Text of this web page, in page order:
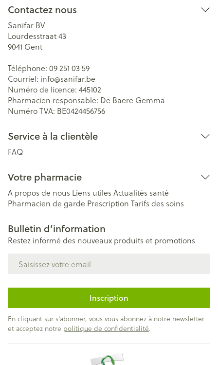
Contactez nous
Sanifar BV
Lourdesstraat 43
9041 Gent
Téléphone: 09 251 03 59
Courriel: info@sanifar.be
Numéro de licence: 445102
Pharmacien responsable: De Baere Gemma
Numéro TVA: BE0424456756
Service à la clientèle
FAQ
Votre pharmacie
A propos de nous Liens utiles Actualités santé
Pharmacien de garde Prescription Tarifs des soins
Bulletin d’information
Restez informé des nouveaux produits et promotions
Inscription
En cliquant sur s'abonner, vous vous abonnez à notre newsletter
et acceptez notre politique de confidentialité.